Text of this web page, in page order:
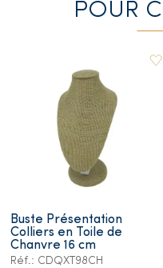
POUR
Buste Présentation
Colliers en Toile de
Chanvre 16 cm
Réf.: CDQXT98CH